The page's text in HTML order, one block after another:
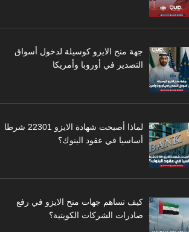
جهة منح الايزو كوسيلة لدخول أسواق
التصدير في أوروبا وأمريكا
لماذا أصبحت شهادة الايزو 22301 شرطا
أساسيا في عقود البنوك؟
كيف تساهم جهات منح الايزو في رفع
صادرات الشركات الكويتية؟